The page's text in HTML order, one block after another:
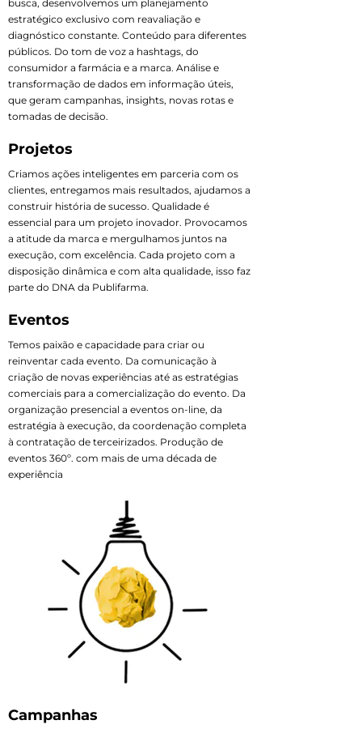
busca, desenvolvemos um planejamento
estratégico exclusivo com reavaliação e
diagnóstico constante. Conteúdo para diferentes
públicos. Do tom de voz a hashtags, do
consumidor a farmácia e a marca. Análise e
transformação de dados em informação úteis,
que geram campanhas, insights, novas rotas e
tomadas de decisão.
Projetos
Criamos ações inteligentes em parceria com os
clientes, entregamos mais resultados, ajudamos a
construir história de sucesso. Qualidade é
essencial para um projeto inovador. Provocamos
a atitude da marca e mergulhamos juntos na
execução, com excelência. Cada projeto com a
disposição dinâmica e com alta qualidade, isso faz
parte do DNA da Publifarma.
Eventos
Temos paixão e capacidade para criar ou
reinventar cada evento. Da comunicação à
criação de novas experiências até as estratégias
comerciais para a comercialização do evento. Da
organização presencial a eventos on-line, da
estratégia à execução, da coordenação completa
à contratação de terceirizados. Produção de
eventos 360º. com mais de uma década de
experiência
Campanhas